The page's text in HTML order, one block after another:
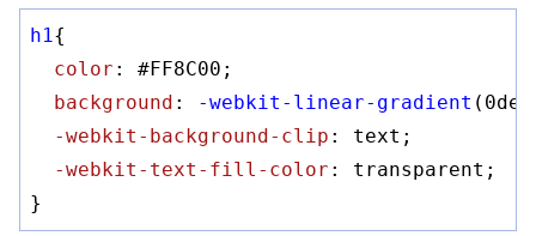
h1 {
color : #FF8C00 ;
background : -webkit-linear-gradient
-webkit-background-clip : text;
-webkit-text-fill-color : transparent;
}